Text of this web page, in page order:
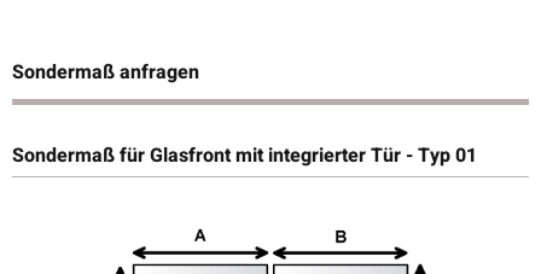
Sondermaß anfragen
Sondermaß für Glasfront mit integrierter Tür - Typ 01